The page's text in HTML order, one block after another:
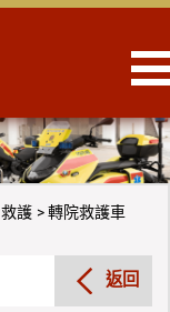
救護 轉院救護車
返回